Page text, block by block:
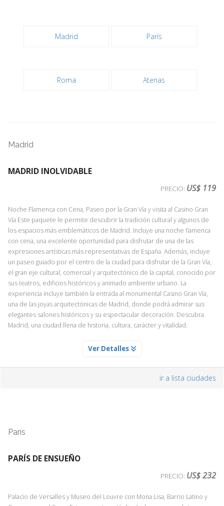
Madrid París
Roma Atenas
Madrid
MADRID INOLVIDABLE
PRECIO: US$ 119
Noche Flamenca con Cena, Paseo por la Gran Vía y visita al Casino Gran
Vía Este paquete le permite descubrir la tradición cultural y algunos de
los espacios más emblemáticos de Madrid. Incluye una noche flamenca
con cena, una excelente oportunidad para disfrutar de una de las
expresiones artísticas más representativas de España. Además, incluye
un paseo guiado por el centro de la ciudad para disfrutar de la Gran Vía,
el gran eje cultural, comercial y arquitectónico de la capital, conocido por
sus teatros, edificios históricos y animado ambiente urbano. La
experiencia incluye también la entrada al monumental Casino Gran Vía,
una de las joyas arquitectónicas de Madrid, donde podrá admirar sus
elegantes salones históricos y su espectacular decoración. Descubra
Madrid, una ciudad llena de historia, cultura, carácter y vitalidad.
NOCHE FLAMENCA CON CENA
esa liberación de carga emocional que es un espectáculo de baile
se nos viene a la mente
lenguaje propio a través de las notas y el movimiento de los
de guitarras, castañuelas, percusión, palmas y el frenético y sonoro
trajes de flamenca. Hay pocos vestidos en el mundo tan icónicos
Ver Detalles
ir a lista ciudades
París
PARÍS DE ENSUEÑO
PRECIO: US$ 232
Palacio de Versalles y Museo del Louvre con Mona Lisa, Barrio Latino y